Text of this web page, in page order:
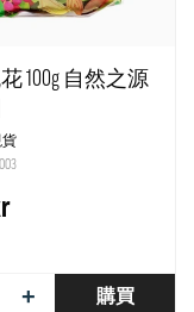
100g 自然之源
貨
+ 購買